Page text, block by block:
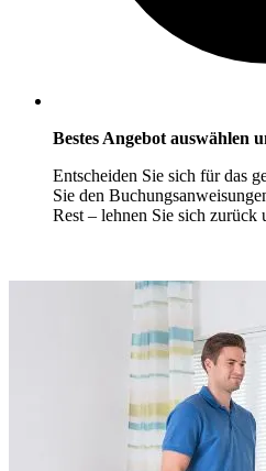
Bestes Angebot auswählen
Entscheiden Sie sich für das
Sie den
Rest – lehnen Sie sich zurück